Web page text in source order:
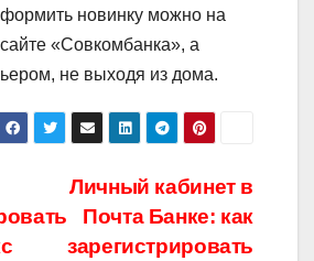
новинку можно на
«Совкомбанка», а
не выходя из дома.
Личный кабинет в
Почта Банке: как
зарегистрировать